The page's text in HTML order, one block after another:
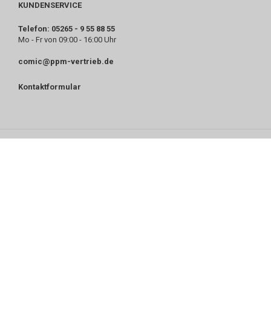
KUNDENSERVICE
Telefon: 05265 - 9 55 88 55
Mo - Fr von 09:00 - 16:00 Uhr
comic@ppm-vertrieb.de
Kontaktformular